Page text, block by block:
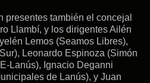
presentes también el concejal
Llambí, y los dirigentes Ailén
Lemos (Seamos Libres),
Leonardo Espinoza (Simón
Lanús), Ignacio Deganni
de Lanús), y Juan